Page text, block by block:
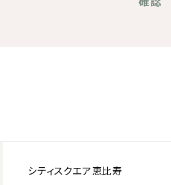
シティスクエア恵比寿